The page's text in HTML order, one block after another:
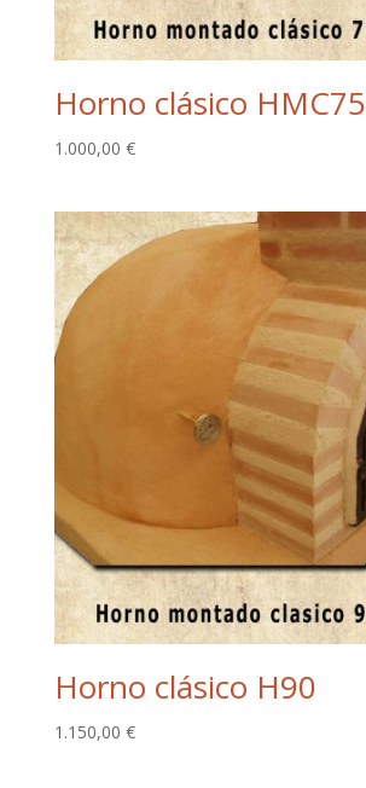
Horno clásico HMC75
1.000,00 €
Horno clásico H90
1.150,00 €